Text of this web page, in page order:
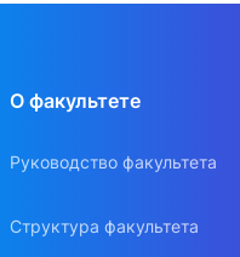
О факультете
Руководство факультета
Структура факультета